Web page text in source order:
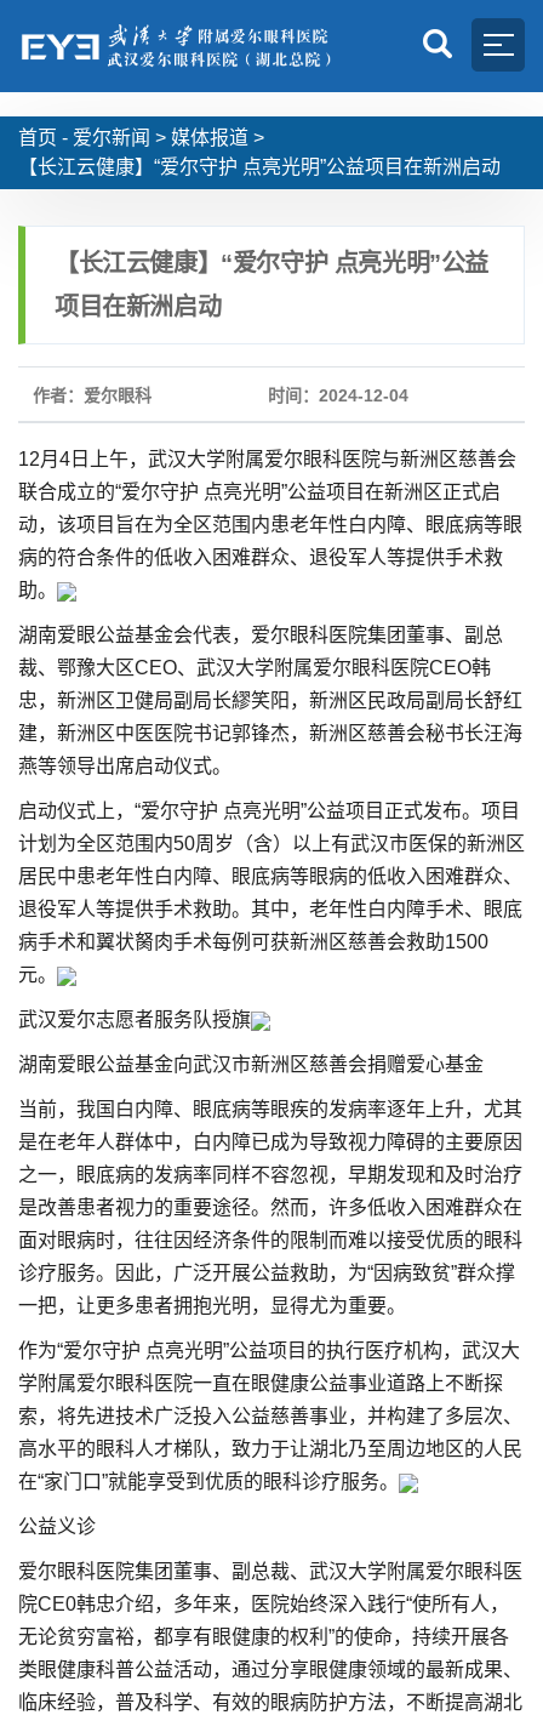
首页 - 爱尔新闻 > 媒体报道 >
【长江云健康】“爱尔守护 点亮光明”公益项目在新洲启动
【长江云健康】“爱尔守护 点亮光明”公益
项目在新洲启动
作者：爱尔眼科 时间：2024-12-04
12月4日上午，武汉大学附属爱尔眼科医院与新洲区慈善会
联合成立的“爱尔守护 点亮光明”公益项目在新洲区正式启
动，该项目旨在为全区范围内患老年性白内障、眼底病等眼
病的符合条件的低收入困难群众、退役军人等提供手术救
助。
湖南爱眼公益基金会代表，爱尔眼科医院集团董事、副总
裁、鄂豫大区CEO、武汉大学附属爱尔眼科医院CEO韩
忠，新洲区卫健局副局长繆笑阳，新洲区民政局副局长舒红
建，新洲区中医医院书记郭锋杰，新洲区慈善会秘书长汪海
燕等领导出席启动仪式。
启动仪式上，“爱尔守护 点亮光明”公益项目正式发布。项目
计划为全区范围内50周岁（含）以上有武汉市医保的新洲区
居民中患老年性白内障、眼底病等眼病的低收入困难群众、
退役军人等提供手术救助。其中，老年性白内障手术、眼底
病手术和翼状胬肉手术每例可获新洲区慈善会救助1500
元。
武汉爱尔志愿者服务队授旗
湖南爱眼公益基金向武汉市新洲区慈善会捐赠爱心基金
当前，我国白内障、眼底病等眼疾的发病率逐年上升，尤其
是在老年人群体中，白内障已成为导致视力障碍的主要原因
之一，眼底病的发病率同样不容忽视，早期发现和及时治疗
是改善患者视力的重要途径。然而，许多低收入困难群众在
面对眼病时，往往因经济条件的限制而难以接受优质的眼科
诊疗服务。因此，广泛开展公益救助，为“因病致贫”群众撑
一把，让更多患者拥抱光明，显得尤为重要。
作为“爱尔守护 点亮光明”公益项目的执行医疗机构，武汉大
学附属爱尔眼科医院一直在眼健康公益事业道路上不断探
索，将先进技术广泛投入公益慈善事业，并构建了多层次、
高水平的眼科人才梯队，致力于让湖北乃至周边地区的人民
在“家门口”就能享受到优质的眼科诊疗服务。
公益义诊
爱尔眼科医院集团董事、副总裁、武汉大学附属爱尔眼科医
院CE0韩忠介绍，多年来，医院始终深入践行“使所有人，
无论贫穷富裕，都享有眼健康的权利”的使命，持续开展各
类眼健康科普公益活动，通过分享眼健康领域的最新成果、
临床经验，普及科学、有效的眼病防护方法，不断提高湖北